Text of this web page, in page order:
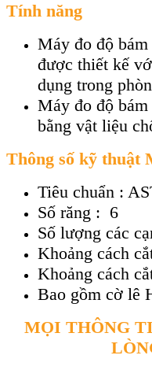
Tính năng
Máy đo độ
được thiết kế
dụng trong
Máy đo độ
bằng vật liệu
Thông số kỹ thuật
Tiêu chuẩn :
Số răng : 6
Số lượng các
Khoảng cách
Khoảng cách
Bao gồm cờ lê
MỌI THÔNG